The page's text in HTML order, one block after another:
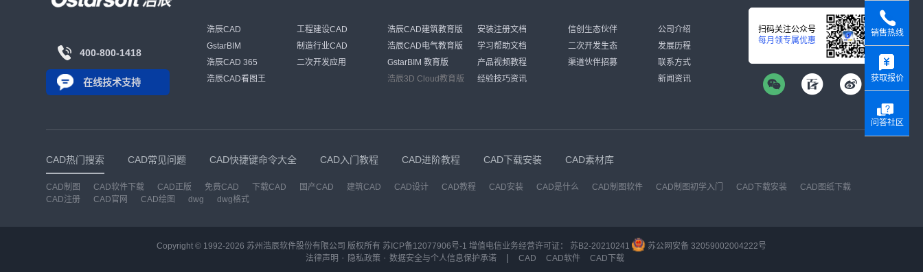
400-800-1418
在线技术支持
浩辰CAD
GstarBIM
浩辰CAD 365
浩辰CAD看图王
工程建设CAD
制造行业CAD
二次开发应用
浩辰CAD建筑教育版
浩辰CAD电气教育版
GstarBIM 教育版
浩辰3D Cloud教育版
安装注册文档
学习帮助文档
产品视频教程
经验技巧资讯
信创生态伙伴
二次开发生态
渠道伙伴招募
公司介绍
发展历程
联系方式
新闻资讯
扫码关注公众号
每月领专属优惠
CAD热门搜索 CAD常见问题 CAD快捷键命令大全 CAD入门教程 CAD进阶教程 CAD下载安装 CAD素材库
CAD制图 CAD软件下载 CAD正版 免费CAD 下载CAD 国产CAD 建筑CAD CAD设计 CAD教程 CAD安装 CAD是什么 CAD制图软件 CAD制图初学入门 CAD下载安装
CAD图纸下载
CAD注册
CAD官网 CAD绘图 dwg dwg格式
Copyright © 1992-2026 苏州浩辰软件股份有限公司 版权所有 苏ICP备12077906号-1 增值电信业务经营许可证： 苏B2-20210241
苏公网安备 32059002004222号
法律声明 · 隐私政策 · 数据安全与个人信息保护承诺 | CAD CAD软件 CAD下载
销售热线
获取报价
问答社区